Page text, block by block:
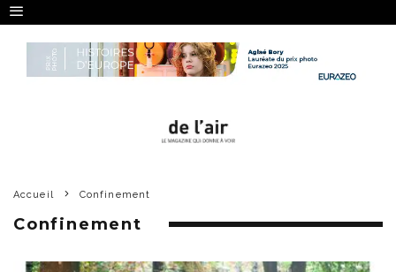
Accueil Confinement
Confinement